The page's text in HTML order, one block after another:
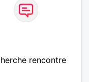
rencontre